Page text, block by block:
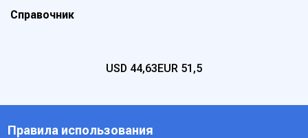
Справочник
USD 44,63EUR 51,5
Правила использования